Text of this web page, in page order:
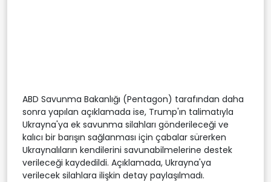
ABD Savunma Bakanlığı (Pentagon) tarafından daha
sonra yapılan açıklamada ise, Trump'ın talimatıyla
Ukrayna'ya ek savunma silahları gönderileceği ve
kalıcı bir barışın sağlanması için çabalar sürerken
Ukraynalıların kendilerini savunabilmelerine destek
verileceği kaydedildi. Açıklamada, Ukrayna'ya
verilecek silahlara ilişkin detay paylaşılmadı.